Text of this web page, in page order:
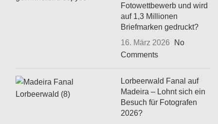
Fotowettbewerb und wird
auf 1,3 Millionen
Briefmarken gedruckt?
16. März 2026
No
Comments
Lorbeerwald Fanal auf
Madeira – Lohnt sich ein
Besuch für Fotografen
2026?